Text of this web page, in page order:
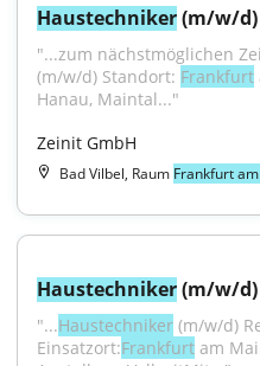
Haustechniker (m/w/d)
"...zum nächstmöglichen
(m/w/d) Standort: Frankfurt
Hanau, Maintal..."
Zeinit GmbH
Bad Vilbel, Raum Frankfurt
Haustechniker (m/w/d)
"...Haustechniker (m/w/d)
Einsatzort:Frankfurt am